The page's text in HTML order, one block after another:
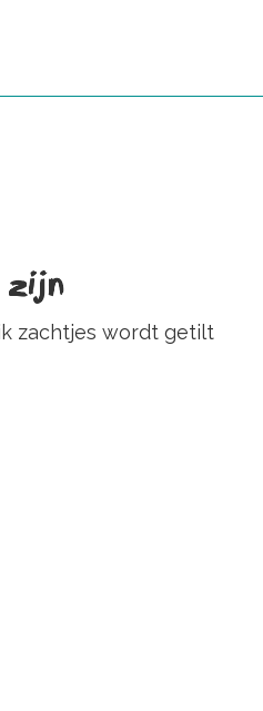
zijn
zachtjes wordt getilt